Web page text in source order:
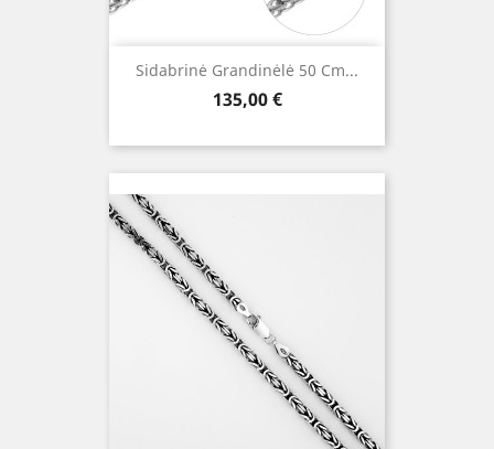
Sidabrinė Grandinėlė 50 Cm...
Kaina
135,00 €